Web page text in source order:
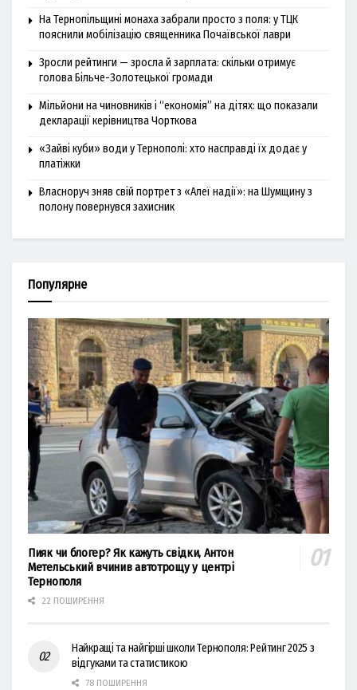
На Тернопільщині монаха забрали просто з поля: у ТЦК
пояснили мобілізацію священника Почаївської лаври
Зросли рейтинги — зросла й зарплата: скільки отримує
голова Більче-Золотецької громади
Мільйони на чиновників і “економія” на дітях: що показали
декларації керівництва Чорткова
«Зайві куби» води у Тернополі: хто насправді їх додає у
платіжки
Власноруч зняв свій портрет з «Алеї надії»: на Шумщину з
полону повернувся захисник
Популярне
Пияк чи блогер? Як кажуть свідки, Антон
Метельський вчинив автотрощу у центрі
Тернополя
22 ПОШИРЕННЯ
Найкращі та найгірші школи Тернополя: Рейтинг 2025 з
відгуками та статистикою
78 ПОШИРЕННЯ